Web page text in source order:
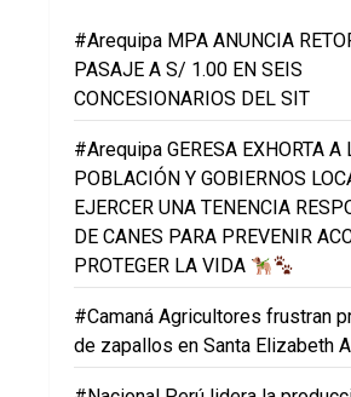
#Arequipa MPA ANUNCIA
PASAJE A S/ 1.00 EN SEIS
CONCESIONARIOS DEL SIT
#Arequipa GERESA EXHORTA A
POBLACIÓN Y GOBIERNOS
EJERCER UNA TENENCIA
DE CANES PARA PREVENIR
PROTEGER LA VIDA
#Camaná Agricultores frustran
de zapallos en Santa Elizabeth